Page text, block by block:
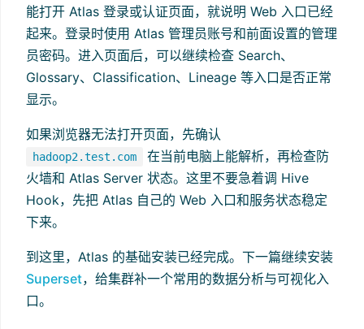
能打开 Atlas 登录或认证页面，就说明 Web 入口已经
起来。登录时使用 Atlas 管理员账号和前面设置的管理
员密码。进入页面后，可以继续检查 Search、
Glossary、Classification、Lineage 等入口是否正常
显示。
如果浏览器无法打开页面，先确认
hadoop2.test.com
在当前电脑上能解析，再检查防
火墙和 Atlas Server 状态。这里不要急着调 Hive
Hook，先把 Atlas 自己的 Web 入口和服务状态稳定
下来。
到这里，Atlas 的基础安装已经完成。下一篇继续安装
Superset，给集群补一个常用的数据分析与可视化入
口。